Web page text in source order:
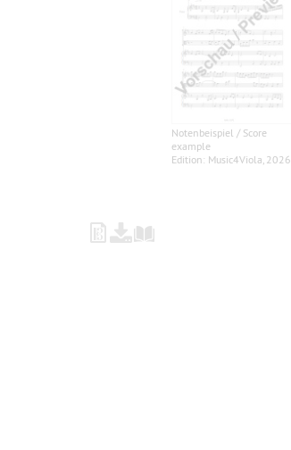
Notenbeispiel / Score
example
Edition: Music4Viola, 2026